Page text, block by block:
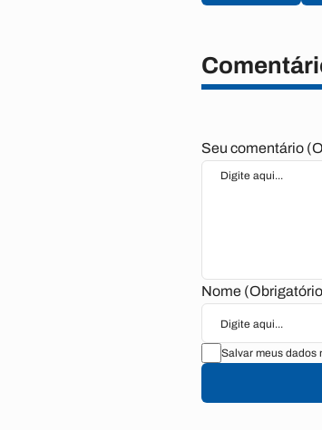
Seu comentário
Nome
Salvar meus dados